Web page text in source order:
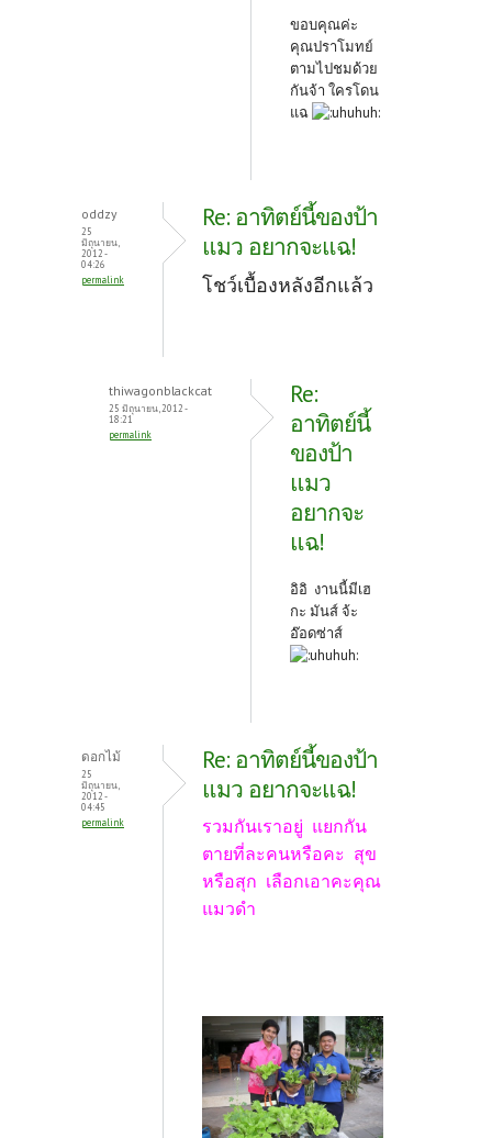
ขอบคุณค่ะ
คุณปราโมทย์
ตามไปชมด้วย
กันจ้า ใครโดน
แฉ
oddzy
25
มิถุนายน,
2012 -
04:26
permalink
Re: อาทิตย์นี้ของป้า
แมว อยากจะแฉ!
โชว์เบื้องหลังอีกแล้ว
thiwagonblackcat
25 มิถุนายน, 2012 -
18:21
permalink
Re:
อาทิตย์นี้
ของป้า
แมว
อยากจะ
แฉ!
อิอิ งานนี้มีเฮ
กะ มันส์ จ้ะ
อ๊อดซ่าส์
ดอกไม้
25
มิถุนายน,
2012 -
04:45
permalink
Re: อาทิตย์นี้ของป้า
แมว อยากจะแฉ!
รวมกันเราอยู่ แยกกัน
ตายที่ละคนหรือคะ สุข
หรือสุก เลือกเอาคะคุณ
แมวดำ